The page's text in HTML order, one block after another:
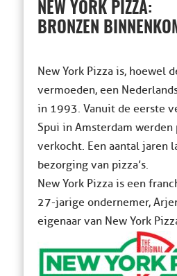
NEW YORK PIZZA:
BRONZEN
New York Pizza is, hoewel
vermoeden, een
in 1993. Vanuit de eerste
Spui in Amsterdam werden
verkocht. Een aantal jaren
bezorging van pizza’s.
New York Pizza is een
27-jarige ondernemer,
eigenaar van New York